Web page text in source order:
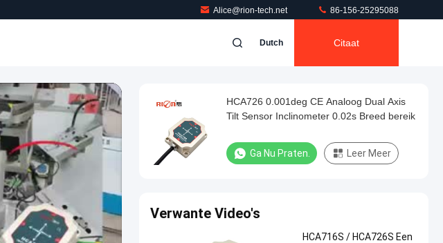
Alice@rion-tech.net 86-156-25295088
Dutch Citaat
HCA726 0.001deg CE Analoog Dual Axis
Tilt Sensor Inclinometer 0.02s Breed bereik
Ga Nu Praten. Leer Meer
Verwante Video's
HCA716S / HCA726S Een